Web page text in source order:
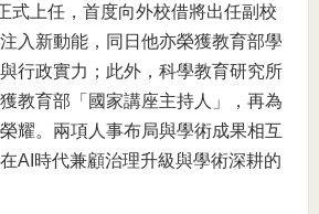
式上任，首度向外校借將出任副校
入新動能，同日他亦榮獲教育部學
行政實力；此外，科學教育研究所
教育部「國家講座主持人」，再為
耀。兩項人事布局與學術成果相互
AI時代兼顧治理升級與學術深耕的